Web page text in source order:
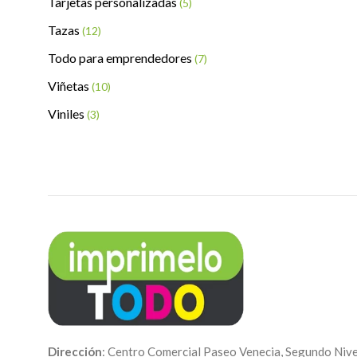
(5)
Tazas (12)
Todo para emprendedores (7)
Viñetas (10)
Viniles (3)
Dirección: Centro Comercial Paseo Venecia, Segundo